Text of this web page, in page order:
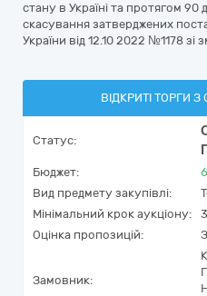
стану в Україні та протягом
скасування затверджених
України від 12.10 2022 №1178 зі
ВІДКРИТІ ТОРГИ
Статус:
Бюджет:
Вид предмету закупівлі:
Мінімальний крок аукціону:
Оцінка пропозицій:
Замовник: